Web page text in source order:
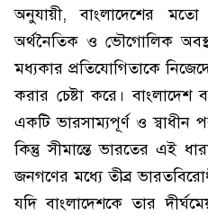
অনুযায়ী, বাংলাদেশের মতো
অর্থনৈতিক ও ভৌগোলিক
মধ্যকার প্রতিযোগিতাকে
করার চেষ্টা করে। বাংলাদেশ
একটি ভারসাম্যপূর্ণ ও স্বাধীন
কিন্তু সীমান্তে ভারতের এই
জনগণের মধ্যে তীব্র
যদি বাংলাদেশকে তার